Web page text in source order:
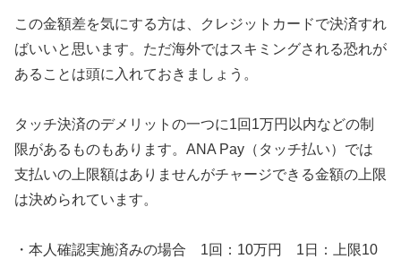
この金額差を気にする方は、クレジットカードで決済すれ
ばいいと思います。ただ海外ではスキミングされる恐れが
あることは頭に入れておきましょう。
タッチ決済のデメリットの一つに1回1万円以内などの制
限があるものもあります。ANA Pay（タッチ払い）では
支払いの上限額はありませんがチャージできる金額の上限
は決められています。
・本人確認実施済みの場合 1回：10万円 1日：上限10